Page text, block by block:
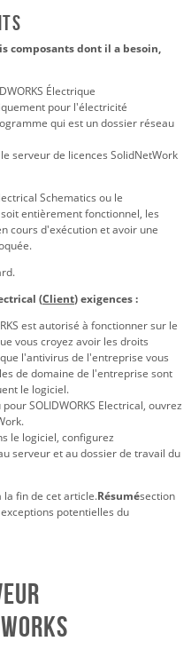
composants dont il a besoin,
Électrique
pour l'électricité
qui est un dossier réseau
serveur de licences SolidNetWork
Schematics ou le
entièrement fonctionnel, les
cours d'exécution et avoir une
(Client) exigences :
est autorisé à fonctionner sur le
vous croyez avoir les droits
l'antivirus de l'entreprise vous
de domaine de l'entreprise sont
le logiciel.
SOLIDWORKS Electrical, ouvrez
le logiciel, configurez
serveur et au dossier de travail du
la fin de cet article.Résumésection
potentielles du